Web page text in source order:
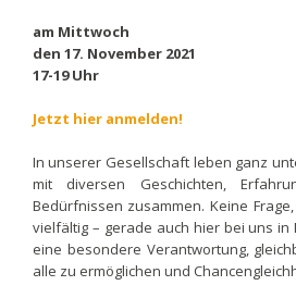
am Mittwoch
den 17. November 2021
17-19 Uhr
Jetzt hier anmelden!
In unserer Gesellschaft leben ganz
mit diversen Geschichten,
Bedürfnissen zusammen. Keine
vielfältig – gerade auch hier bei uns in
eine besondere Verantwortung,
alle zu ermöglichen und